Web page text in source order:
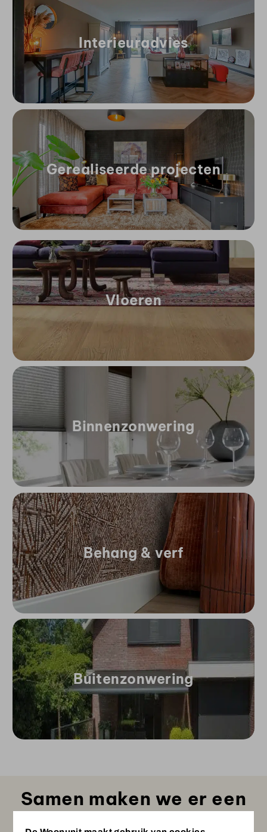
Interieuradvies
Gerealiseerde projecten
Vloeren
Binnenzonwering
Behang & verf
Buitenzonwering
Samen maken we er een